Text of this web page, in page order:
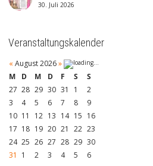
30. Juli 2026
Veranstaltungskalender
« August 2026»
M
D M D F S
S
27 28 29 30 31 1
2
3
4 5 6 7 8
9
10 11 12 13 14 15 16
17 18 19 20 21 22 23
24 25 26 27 28 29 30
31
1 2 3 4 5 6